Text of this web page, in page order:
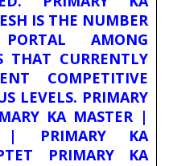
IS THE NUMBER
AMONG
THAT CURRENTLY
COMPETITIVE
LEVELS. PRIMARY
KA MASTER |
| PRIMARY KA
PRIMARY KA